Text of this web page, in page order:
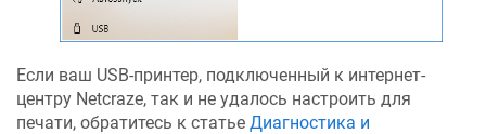
Если ваш USB-принтер, подключенный к интернет-
центру Netcraze, так и не удалось настроить для
печати, обратитесь к статье Диагностика и